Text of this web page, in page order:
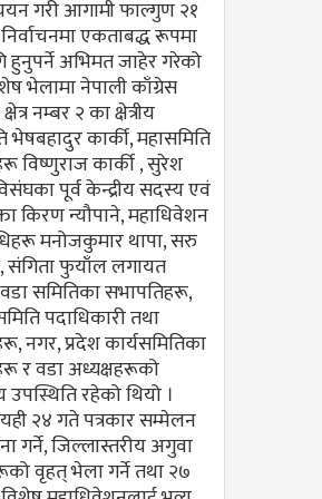
गरी आगामी फाल्गुण २१
एकताबद्ध रूपमा
हुनुपर्ने अभिमत जाहेर गरेको
भेलामा नेपाली काँग्रेस
नम्बर २ का क्षेत्रीय
भेषबहादुर कार्की, महासमिति
विष्णुराज कार्की , सुरेश
पूर्व केन्द्रीय सदस्य एवं
किरण न्यौपाने, महाधिवेशन
मनोजकुमार थापा, सरु
संगिता फुयाँल लगायत
वडा समितिका सभापतिहरू,
पदाधिकारी तथा
नगर, प्रदेश कार्यसमितिका
र वडा अध्यक्षहरूको
रहेको थियो ।
२४ गते पत्रकार सम्मेलन
गर्ने, जिल्लास्तरीय अगुवा
वृहत् भेला गर्ने तथा २७